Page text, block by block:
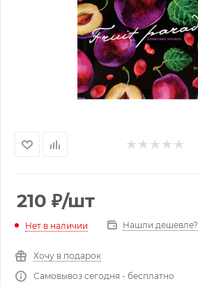
210 ₽/шт
Нет в наличии Нашли дешевле?
Хочу в подарок
Самовывоз сегодня - бесплатно